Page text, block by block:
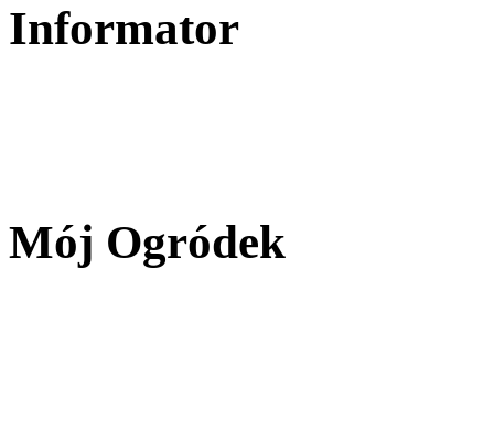
Informator
Mój Ogródek